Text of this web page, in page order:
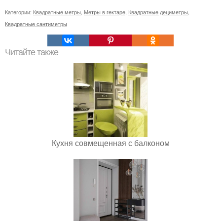
Категории: Квадратные метры Метры в гектаре Квадратные дециметры
Квадратные сантиметры
Читайте также
Кухня совмещенная с балконом